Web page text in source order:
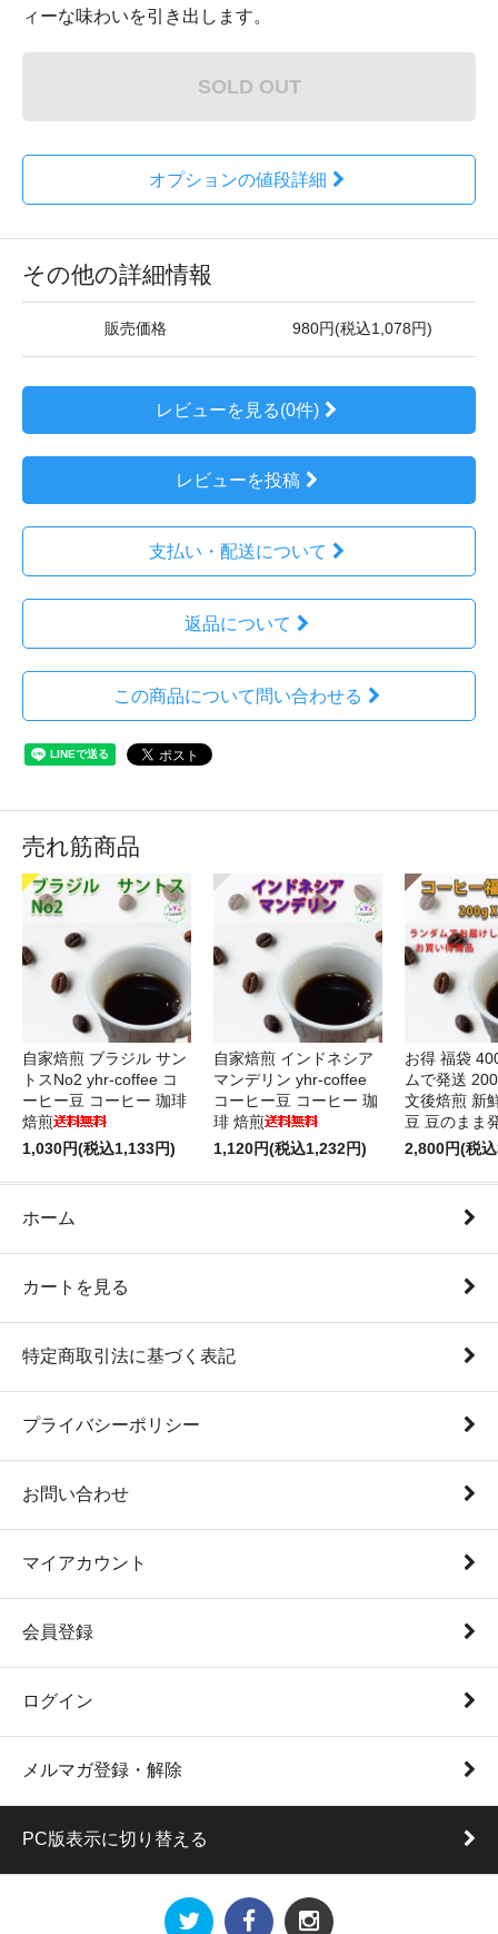
ィーな味わいを引き出します。
SOLD OUT
オプションの値段詳細
その他の詳細情報
販売価格 980円(税込1,078円)
レビューを見る(0件)
レビューを投稿
支払い・配送について
返品について
この商品について問い合わせる
売れ筋商品
自家焙煎 ブラジル サン
トスNo2 yhr-coffee コ
ーヒー豆 コーヒー 珈琲
焙煎
1,030円(税込1,133円)
自家焙煎 インドネシア
マンデリン yhr-coffee
コーヒー豆 コーヒー 珈
琲 焙煎
1,120円(税込1,232円)
お得 福袋
ムで発送
文後焙煎 新
豆 豆のまま
2,800円(税
ホーム
カートを見る
特定商取引法に基づく表記
プライバシーポリシー
お問い合わせ
マイアカウント
会員登録
ログイン
メルマガ登録・解除
PC版表示に切り替える